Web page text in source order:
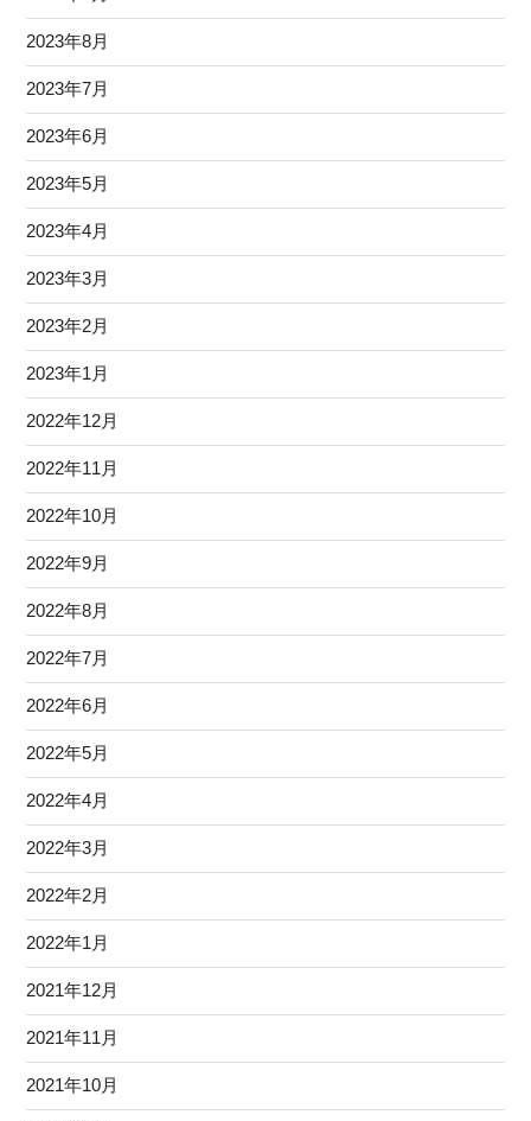
2023年8月
2023年7月
2023年6月
2023年5月
2023年4月
2023年3月
2023年2月
2023年1月
2022年12月
2022年11月
2022年10月
2022年9月
2022年8月
2022年7月
2022年6月
2022年5月
2022年4月
2022年3月
2022年2月
2022年1月
2021年12月
2021年11月
2021年10月